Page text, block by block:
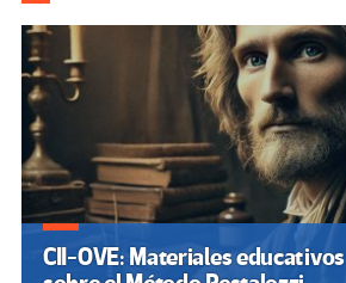
CII-OVE: Materiales educativos